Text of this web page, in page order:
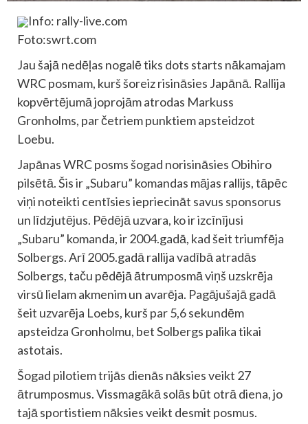
Info: rally-live.com
Foto:swrt.com
Jau šajā nedēļas nogalē tiks dots starts nākamajam
WRC posmam, kurš šoreiz risināsies Japānā. Rallija
kopvērtējumā joprojām atrodas Markuss
Gronholms, par četriem punktiem apsteidzot
Loebu.
Japānas WRC posms šogad norisināsies Obihiro
pilsētā. Šis ir „Subaru” komandas mājas rallijs, tāpēc
viņi noteikti centīsies iepriecināt savus sponsorus
un līdzjutējus. Pēdējā uzvara, ko ir izcīnījusi
„Subaru” komanda, ir 2004.gadā, kad šeit triumfēja
Solbergs. Arī 2005.gadā rallija vadībā atradās
Solbergs, taču pēdējā ātrumposmā viņš uzskrēja
virsū lielam akmenim un avarēja. Pagājušajā gadā
šeit uzvarēja Loebs, kurš par 5,6 sekundēm
apsteidza Gronholmu, bet Solbergs palika tikai
astotais.
Šogad pilotiem trijās dienās nāksies veikt 27
ātrumposmus. Vissmagākā solās būt otrā diena, jo
tajā sportistiem nāksies veikt desmit posmus.